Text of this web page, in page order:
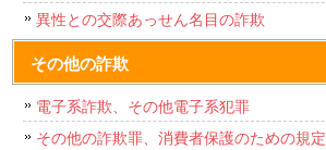
異性との交際あっせん名目の詐欺
その他の詐欺
電子系詐欺、その他電子系犯罪
その他の詐欺罪、消費者保護のための規定